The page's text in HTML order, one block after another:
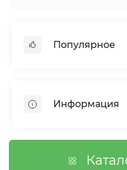
Популярное
Сетка шпалерная
Сетка затеняющая
Информация